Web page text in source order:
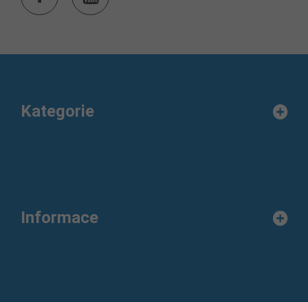
Kategorie
Informace